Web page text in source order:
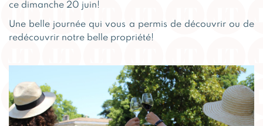
ce dimanche 20 juin!
Une belle journée qui vous a permis de découvrir ou de
redécouvrir notre belle propriété!